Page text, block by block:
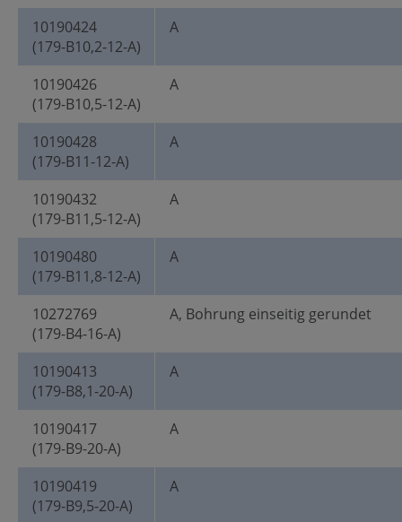
10190424
(179-B10,2-12-A)
A
10190426
(179-B10,5-12-A)
A
10190428
(179-B11-12-A)
A
10190432
(179-B11,5-12-A)
A
10190480
(179-B11,8-12-A)
A
10272769
(179-B4-16-A)
A, Bohrung einseitig gerundet
10190413
(179-B8,1-20-A)
A
10190417
(179-B9-20-A)
A
10190419
(179-B9,5-20-A)
A